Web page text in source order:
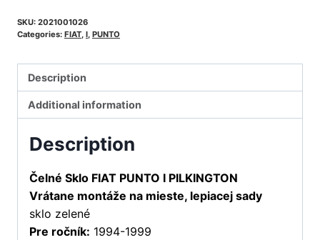
SKU: 2021001026
Categories: FIAT I PUNTO
Description
Additional information
Description
Čelné Sklo FIAT PUNTO I PILKINGTON
Vrátane montáže na mieste, lepiacej sady
sklo zelené
Pre ročník: 1994-1999